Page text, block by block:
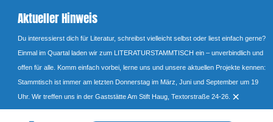
Aktueller Hinweis
Du interessierst dich für Literatur, schreibst vielleicht selbst oder liest einfach gerne?
Einmal im Quartal laden wir zum LITERATURSTAMMTISCH ein – unverbindlich und
offen für alle. Komm einfach vorbei, lerne uns und unsere aktuellen Projekte kennen:
Stammtisch ist immer am letzten Donnerstag im März, Juni und September um 19
Uhr. Wir treffen uns in der Gaststätte Am Stift Haug, Textorstraße 24-26. ×